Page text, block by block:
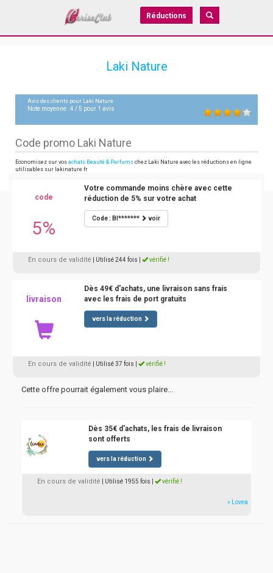
Réductions
Laki Nature
Avis des clients pour Laki Nature
Note moyenne :4 /5 pour 1 avis
Code promo Laki Nature
Economisez sur vos achats Beauté & Parfums chez Laki Nature avec les réductions en ligne
utilisables sur lakinature.fr
code
5%
Votre commande moins chère avec cette
réduction de 5% sur votre achat
Code : BI******* voir
En cours de validité | Utilisé 244 fois vérifié !
livraison
Dès 49€ d'achats, une livraison sans frais
avec les frais de port gratuits
vers la réduction
En cours de validité | Utilisé 37 fois vérifié !
Cette offre pourrait également vous plaire...
Dès 35€ d'achats, les frais de livraison
sont offerts
vers la réduction
En cours de validité | Utilisé 1955 fois vérifié !
» Lovea